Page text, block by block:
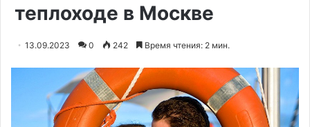
теплоходе в Москве
13.09.2023 0 242 Время чтения: 2 мин.